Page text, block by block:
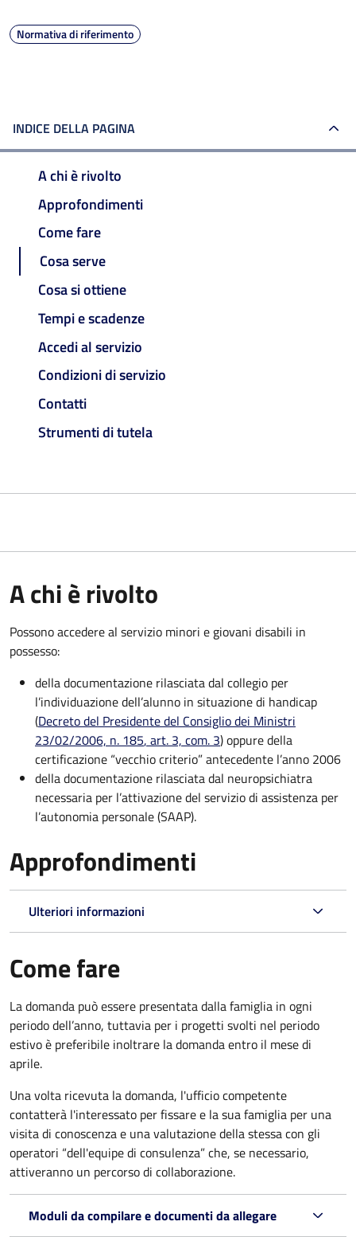
Normativa di riferimento
INDICE DELLA PAGINA
A chi è rivolto
Approfondimenti
Come fare
Cosa serve
Cosa si ottiene
Tempi e scadenze
Accedi al servizio
Condizioni di servizio
Contatti
Strumenti di tutela
A chi è rivolto
Possono accedere al servizio minori e giovani disabili in
possesso:
della documentazione rilasciata dal collegio per
l’individuazione dell’alunno in situazione di handicap
(Decreto del Presidente del Consiglio dei Ministri
23/02/2006, n. 185, art. 3, com. 3) oppure della
certificazione “vecchio criterio” antecedente l’anno 2006
della documentazione rilasciata dal neuropsichiatra
necessaria per l’attivazione del servizio di assistenza per
l’autonomia personale (SAAP).
Approfondimenti
Ulteriori informazioni
Come fare
La domanda può essere presentata dalla famiglia in ogni
periodo dell’anno, tuttavia per i progetti svolti nel periodo
estivo è preferibile inoltrare la domanda entro il mese di
aprile.
Una volta ricevuta la domanda, l'ufficio competente
contatterà l'interessato per fissare e la sua famiglia per una
visita di conoscenza e una valutazione della stessa con gli
operatori “dell'equipe di consulenza” che, se necessario,
attiveranno un percorso di collaborazione.
Moduli da compilare e documenti da allegare